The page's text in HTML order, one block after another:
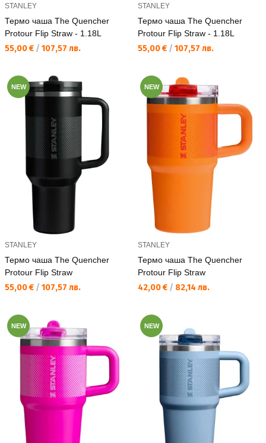
STANLEY
Термо чаша The Quencher
Protour Flip Straw - 1.18L
Текуща цена:
55,00 € / 107,57 лв.
STANLEY
Термо чаша The Quencher
Protour Flip Straw - 1.18L
Текуща цена:
55,00 € / 107,57 лв.
NEW
STANLEY
Термо чаша The Quencher
Protour Flip Straw
Текуща цена:
55,00 € / 107,57 лв.
NEW
STANLEY
Термо чаша The Quencher
Protour Flip Straw
Текуща цена:
42,00 € / 82,14 лв.
NEW NEW